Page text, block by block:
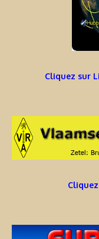
Cliquez sur